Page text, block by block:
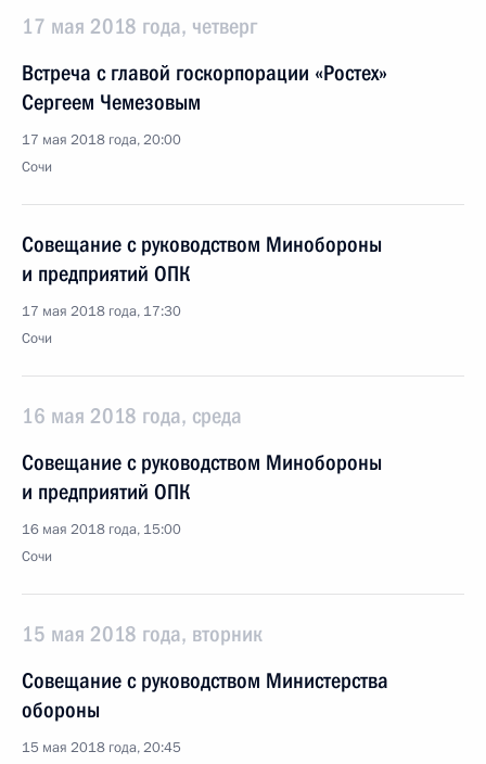
17 мая 2018 года, четверг
Встреча с главой госкорпорации «Ростех»
Сергеем Чемезовым
17 мая 2018 года, 20:00
Сочи
Совещание с руководством Минобороны
и предприятий ОПК
17 мая 2018 года, 17:30
Сочи
16 мая 2018 года, среда
Совещание с руководством Минобороны
и предприятий ОПК
16 мая 2018 года, 15:00
Сочи
15 мая 2018 года, вторник
Совещание с руководством Министерства
обороны
15 мая 2018 года, 20:45